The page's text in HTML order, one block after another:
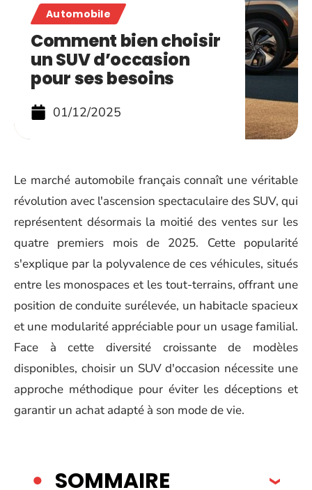
Automobile
Comment bien choisir
un SUV d’occasion
pour ses besoins
01/12/2025
Le marché automobile français connaît une véritable
révolution avec l'ascension spectaculaire des SUV, qui
représentent désormais la moitié des ventes sur les
quatre premiers mois de 2025. Cette popularité
s'explique par la polyvalence de ces véhicules, situés
entre les monospaces et les tout-terrains, offrant une
position de conduite surélevée, un habitacle spacieux
et une modularité appréciable pour un usage familial.
Face à cette diversité croissante de modèles
disponibles, choisir un SUV d'occasion nécessite une
approche méthodique pour éviter les déceptions et
garantir un achat adapté à son mode de vie.
SOMMAIRE